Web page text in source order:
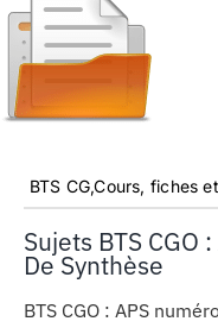
BTS CG,Cours, fiches
Sujets BTS
De Synthèse
BTS CGO : APS